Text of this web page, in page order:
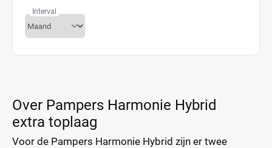
Interval
Over Pampers Harmonie Hybrid
extra toplaag
Voor de Pampers Harmonie Hybrid zijn er twee